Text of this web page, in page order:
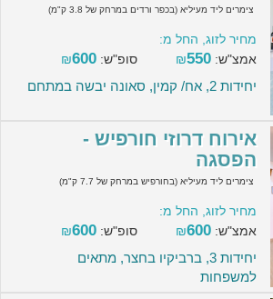
צימרים ליד מעיליא (בכפר ורדים במרחק של 3.8 ק"מ)
מחיר לזוג, החל מ:
אמצ"ש:
₪550 סופ"ש: ₪600
יחידות 2, אח/ קמין, סאונה יבשה במתחם
אירוח דרוזי חורפיש -
הפסגה
צימרים ליד מעיליא (בחורפיש במרחק של 7.7 ק"מ)
מחיר לזוג, החל מ:
אמצ"ש:
₪600 סופ"ש: ₪600
יחידות 3, ברביקיו בחצר, מתאים
למשפחות